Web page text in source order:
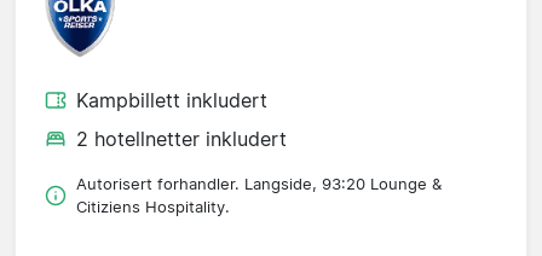
Kampbillett inkludert
2 hotellnetter inkludert
Autorisert forhandler. Langside, 93:20 Lounge &
Citiziens Hospitality.